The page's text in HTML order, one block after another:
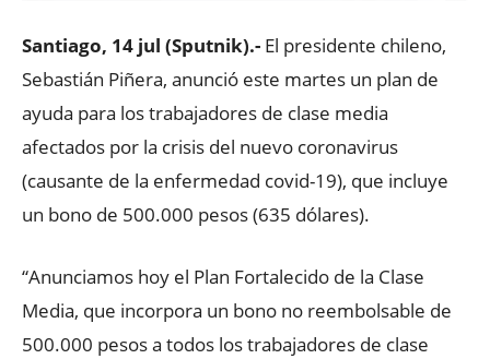
Santiago, 14 jul (Sputnik).- El presidente chileno,
Sebastián Piñera, anunció este martes un plan de
ayuda para los trabajadores de clase media
afectados por la crisis del nuevo coronavirus
(causante de la enfermedad covid-19), que incluye
un bono de 500.000 pesos (635 dólares).
“Anunciamos hoy el Plan Fortalecido de la Clase
Media, que incorpora un bono no reembolsable de
500.000 pesos a todos los trabajadores de clase